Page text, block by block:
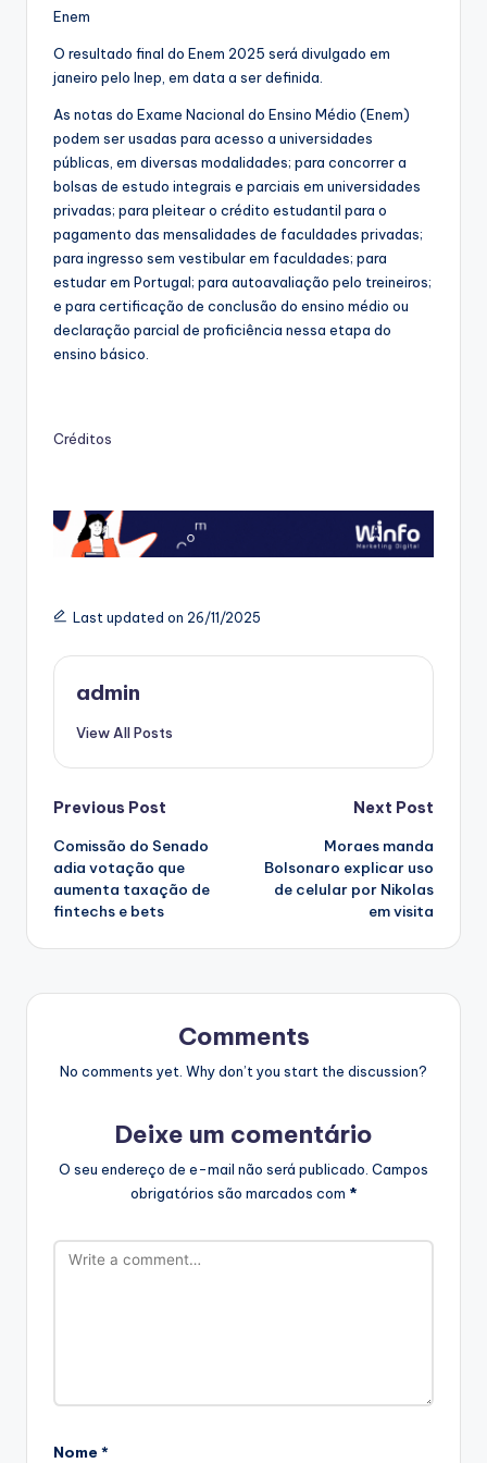
Enem
O resultado final do Enem 2025 será divulgado em
janeiro pelo Inep, em data a ser definida.
As notas do Exame Nacional do Ensino Médio (Enem)
podem ser usadas para acesso a universidades
públicas, em diversas modalidades; para concorrer a
bolsas de estudo integrais e parciais em universidades
privadas; para pleitear o crédito estudantil para o
pagamento das mensalidades de faculdades privadas;
para ingresso sem vestibular em faculdades; para
estudar em Portugal; para autoavaliação pelo treineiros;
e para certificação de conclusão do ensino médio ou
declaração parcial de proficiência nessa etapa do
ensino básico.
Créditos
Last updated on 26/11/2025
admin
View All Posts
Post
navigation
Previous Post
Comissão do Senado
adia votação que
aumenta taxação de
fintechs e bets
Next Post
Moraes manda
Bolsonaro explicar uso
de celular por Nikolas
em visita
Comments
No comments yet. Why don’t you start the discussion?
Deixe um comentário
O seu endereço de e-mail não será publicado. Campos
obrigatórios são marcados com *
Nome *